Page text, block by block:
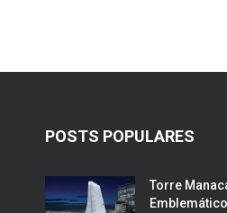
POSTS POPULARES
Torre